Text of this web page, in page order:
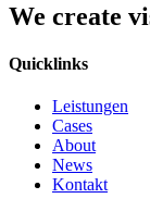
We create
Quicklinks
Leistungen
Cases
About
News
Kontakt